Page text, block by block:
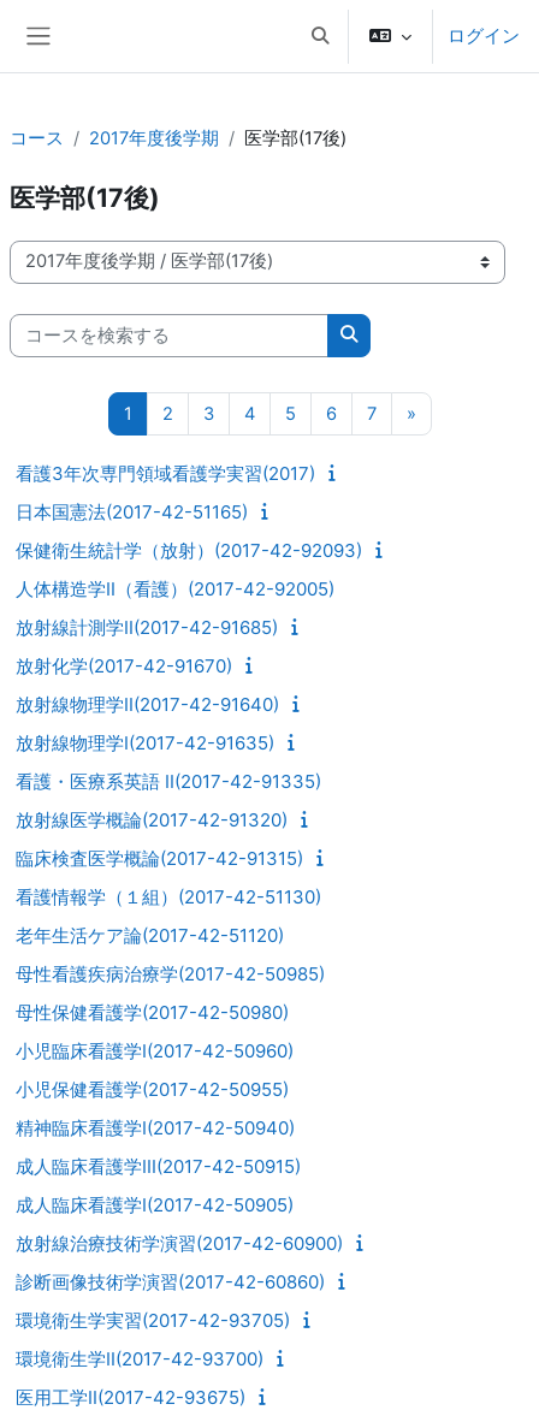
検索入力に切り替えるログイン
コース 2017年度後学期 医学部(17後)
医学部(17後)
コースカテゴリ
コースを検索する
コースを検索する
1 ページ 1
2ページ 2
3ページ 3
4ページ 4
5ページ 5
6ページ 6
7ページ 7
»次のページ
看護3年次専門領域看護学実習(2017)
日本国憲法(2017-42-51165)
保健衛生統計学（放射）(2017-42-92093)
人体構造学II（看護）(2017-42-92005)
放射線計測学II(2017-42-91685)
放射化学(2017-42-91670)
放射線物理学II(2017-42-91640)
放射線物理学I(2017-42-91635)
看護・医療系英語 II(2017-42-91335)
放射線医学概論(2017-42-91320)
臨床検査医学概論(2017-42-91315)
看護情報学（１組）(2017-42-51130)
老年生活ケア論(2017-42-51120)
母性看護疾病治療学(2017-42-50985)
母性保健看護学(2017-42-50980)
小児臨床看護学I(2017-42-50960)
小児保健看護学(2017-42-50955)
精神臨床看護学I(2017-42-50940)
成人臨床看護学III(2017-42-50915)
成人臨床看護学I(2017-42-50905)
放射線治療技術学演習(2017-42-60900)
診断画像技術学演習(2017-42-60860)
環境衛生学実習(2017-42-93705)
環境衛生学II(2017-42-93700)
医用工学II(2017-42-93675)